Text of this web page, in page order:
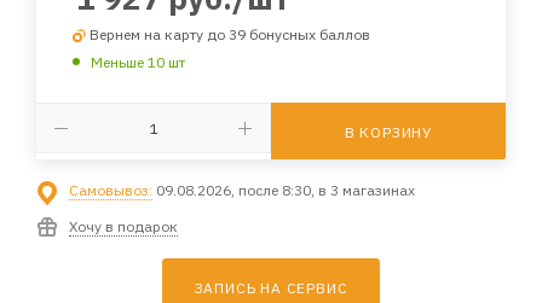
Вернем на карту до 39 бонусных баллов
Меньше 10 шт
В КОРЗИНУ
Самовывоз: 09.08.2026, после 8:30, в 3 магазинах
Хочу в подарок
ЗАПИСЬ НА СЕРВИС